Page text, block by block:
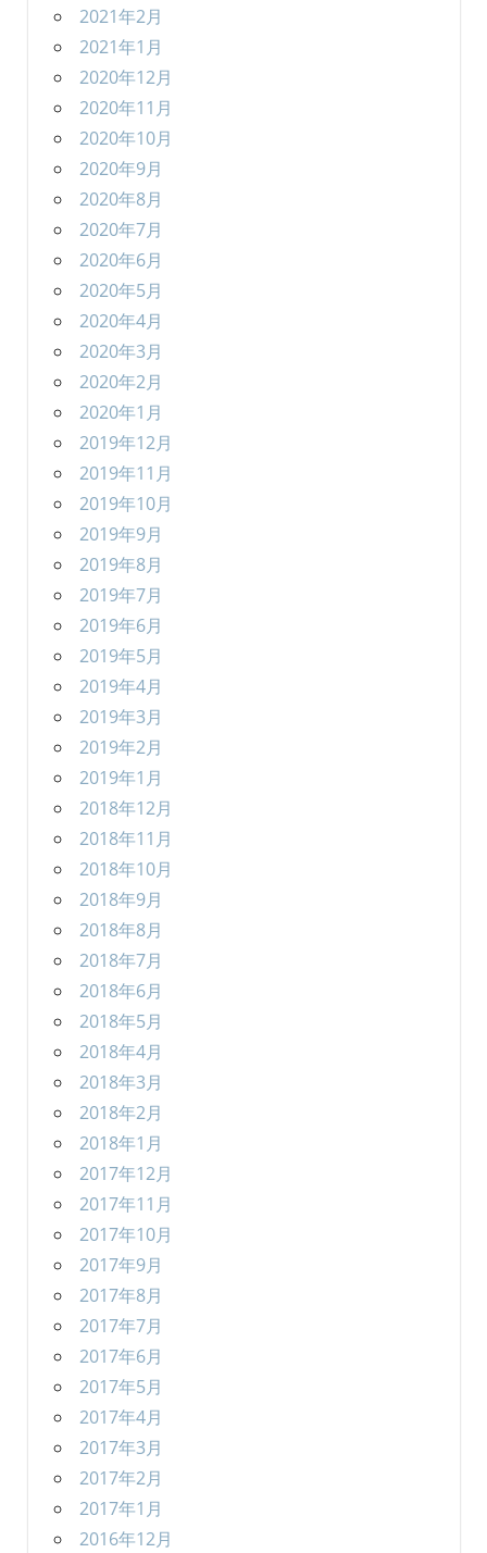
2021年2月
2021年1月
2020年12月
2020年11月
2020年10月
2020年9月
2020年8月
2020年7月
2020年6月
2020年5月
2020年4月
2020年3月
2020年2月
2020年1月
2019年12月
2019年11月
2019年10月
2019年9月
2019年8月
2019年7月
2019年6月
2019年5月
2019年4月
2019年3月
2019年2月
2019年1月
2018年12月
2018年11月
2018年10月
2018年9月
2018年8月
2018年7月
2018年6月
2018年5月
2018年4月
2018年3月
2018年2月
2018年1月
2017年12月
2017年11月
2017年10月
2017年9月
2017年8月
2017年7月
2017年6月
2017年5月
2017年4月
2017年3月
2017年2月
2017年1月
2016年12月